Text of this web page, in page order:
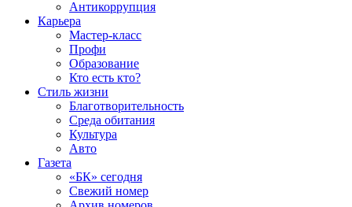
Антикоррупция
Карьера
Мастер-класс
Профи
Образование
Кто есть кто?
Стиль жизни
Благотворительность
Среда обитания
Культура
Авто
Газета
«БК» сегодня
Свежий номер